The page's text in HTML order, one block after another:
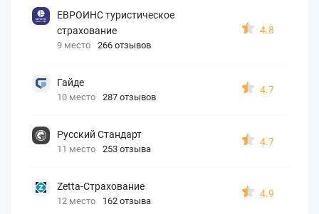
ЕВРОИНС туристическое
страхование
9 место 266 отзывов
4.8
Гайде
10 место 287 отзывов
4.7
Русский Стандарт
11 место 253 отзыва
4.7
Zetta-Страхование
12 место 162 отзыва
4.9